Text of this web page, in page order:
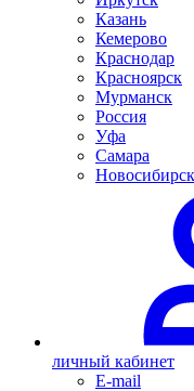
Казань
Кемерово
Краснодар
Красноярск
Мурманск
Россия
Уфа
Самара
Новосибирск
личный кабинет
E-mail